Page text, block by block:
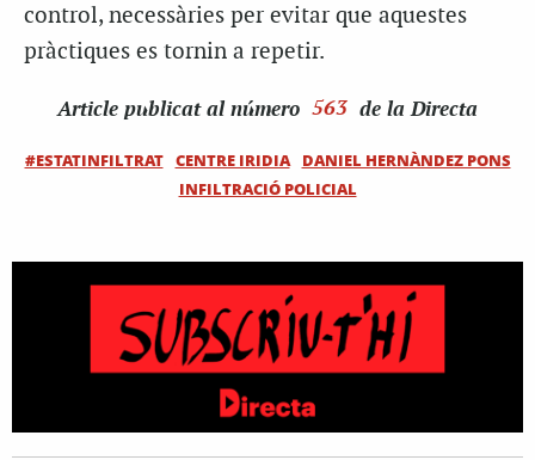
control, necessàries per evitar que aquestes
pràctiques es tornin a repetir.
Article publicat al número 563 de la Directa
#ESTATINFILTRAT CENTRE IRIDIA
DANIEL HERNÀNDEZ PONS
INFILTRACIÓ POLICIAL